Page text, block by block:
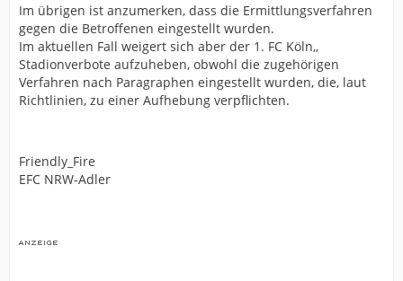
Im übrigen ist anzumerken, dass die Ermittlungsverfahren
gegen die Betroffenen eingestellt wurden.
Im aktuellen Fall weigert sich aber der 1. FC Köln,,
Stadionverbote aufzuheben, obwohl die zugehörigen
Verfahren nach Paragraphen eingestellt wurden, die, laut
Richtlinien, zu einer Aufhebung verpflichten.
Friendly_Fire
EFC NRW-Adler